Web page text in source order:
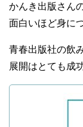
かんき出版さん
面白いほど身に
青春出版社の飲
展開はとても成